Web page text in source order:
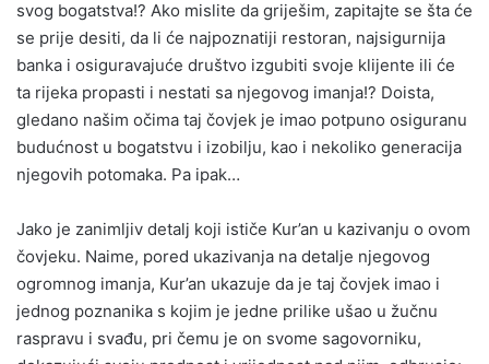
svog bogatstva!? Ako mislite da griješim, zapitajte se šta će
se prije desiti, da li će najpoznatiji restoran, najsigurnija
banka i osiguravajuće društvo izgubiti svoje klijente ili će
ta rijeka propasti i nestati sa njegovog imanja!? Doista,
gledano našim očima taj čovjek je imao potpuno osiguranu
budućnost u bogatstvu i izobilju, kao i nekoliko generacija
njegovih potomaka. Pa ipak…
Jako je zanimljiv detalj koji ističe Kur’an u kazivanju o ovom
čovjeku. Naime, pored ukazivanja na detalje njegovog
ogromnog imanja, Kur’an ukazuje da je taj čovjek imao i
jednog poznanika s kojim je jedne prilike ušao u žučnu
raspravu i svađu, pri čemu je on svome sagovorniku,